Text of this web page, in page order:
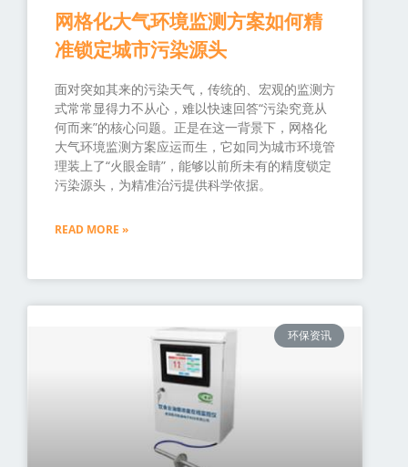
网格化大气环境监测方案如何精
准锁定城市污染源头
面对突如其来的污染天气，传统的、宏观的监测方
式常常显得力不从心，难以快速回答“污染究竟从
何而来”的核心问题。正是在这一背景下，网格化
大气环境监测方案应运而生，它如同为城市环境管
理装上了“火眼金睛”，能够以前所未有的精度锁定
污染源头，为精准治污提供科学依据。
READ MORE »
环保资讯